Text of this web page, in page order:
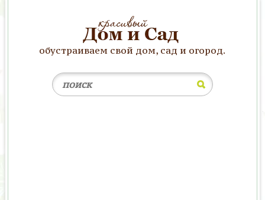
обустраиваем свой дом, сад и огород.